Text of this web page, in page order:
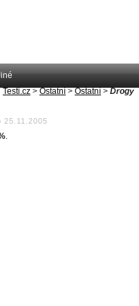
Testi.cz > Ostatní > Ostatní > Drogy
25.11.2005
.